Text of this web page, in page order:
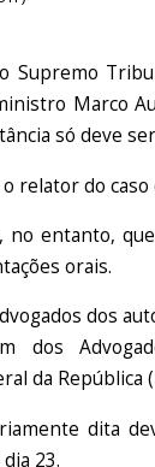
Supremo
Marco
só deve
relator do caso
no entanto,
orais.
dos
dos
da República
dita
23.